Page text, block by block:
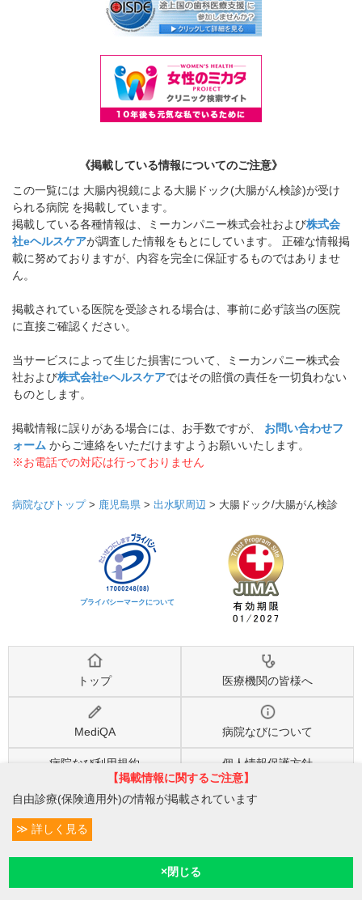
《掲載している情報についてのご注意》
この一覧には 大腸内視鏡による大腸ドック(大腸がん検診)が受け
られる病院 を掲載しています。
掲載している各種情報は、ミーカンパニー株式会社および株式会
社eヘルスケアが調査した情報をもとにしています。 正確な情報掲
載に努めておりますが、内容を完全に保証するものではありませ
ん。
掲載されている医院を受診される場合は、事前に必ず該当の医院
に直接ご確認ください。
当サービスによって生じた損害について、ミーカンパニー株式会
社および株式会社eヘルスケアではその賠償の責任を一切負わない
ものとします。
掲載情報に誤りがある場合には、お手数ですが、 お問い合わせフ
ォーム からご連絡をいただけますようお願いいたします。
※お電話での対応は行っておりません
病院なびトップ> 鹿児島県 > 出水駅周辺 > 大腸ドック/大腸がん検診
プライバシーマークについて
トップ 医療機関の皆様へ
MediQA 病院なびについて
病院なび利用規約 個人情報保護方針
【掲載情報に関するご注意】
自由診療(保険適用外)の情報が掲載されています
詳しく見る